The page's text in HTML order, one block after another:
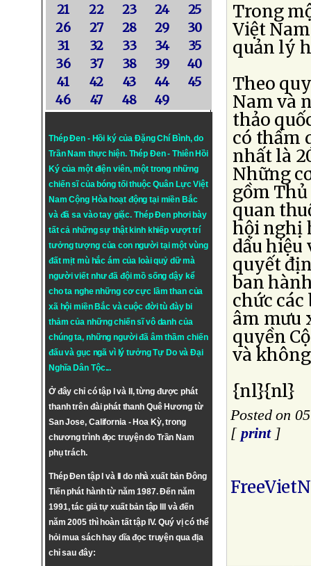
21
22 23 24
25
26
27 28 29
30
31
32 33 34
35
36
37 38 39
40
41
42 43 44
45
46
47 48 49
Thép Đen - Hồi ký của Đặng Chí Bình, do
Trần Nam thực hiện. Thép Đen- Thiên Hồi
Ký của một điện viên, một trong những
chiến sĩ của bóng tối thuộc Quân Lực Việt
Nam Cộng Hòa hoạt động tại miền Bắc
và đã sa vào tay giặc. Thép Đen phơi bày
tất cả những sự thật kinh khiếp vượt trí
tưởng tượng của con người tại một vùng
đất mịt mù hắc ám của loài quỷ dữ mà
người viết như đã đội mồ sống dậy kể
cho ta nghe những cơ cực lầm than của
xã hội miền Bắc và cuộc đời tù đày bi
thảm của những chiến sĩ vô danh của
chúng ta, những người đã âm thầm chiến
đấu và gục ngã vì lý tưởngTự DovàĐại
Nghĩa Dân Tộc...
Ở đây chỉ có tập I và II, từng được phát
thanh trên đài phát thanh Quê Hương từ
San Jose, California - Hoa Kỳ, trong
chương trình đọc truyện do Trần Nam
phụ trách.
Thép Đen tập I và II do nhà xuất bản Đông
Tiến phát hành từ năm 1987. Đến năm
1991, tác giả tự xuất bản tập III và đến
năm 2005 thì hoàn tất tập IV. Quý vị có thể
hỏi mua sách hay dĩa đọc truyện qua địa
chỉ sau đây:
Trong
Việt
quản lý
Theo
Nam và
thảo
có thẩm
nhất là
Những
gồm Thủ
quan
hội nghị
dấu hiệu
quyết
ban
chức
âm mưu
quyền
và
{nl}{nl}
Posted on
[ print]